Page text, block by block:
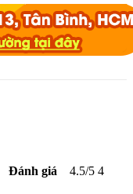
Đánh giá 4.5/5 4